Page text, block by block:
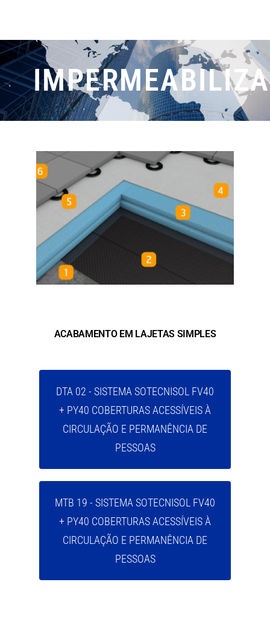
ACABAMENTO EM LAJETAS SIMPLES
DTA 02 - SISTEMA SOTECNISOL FV40
+ PY40 COBERTURAS ACESSÍVEIS À
CIRCULAÇÃO E PERMANÊNCIA DE
PESSOAS
MTB 19 - SISTEMA SOTECNISOL FV40
+ PY40 COBERTURAS ACESSÍVEIS À
CIRCULAÇÃO E PERMANÊNCIA DE
PESSOAS